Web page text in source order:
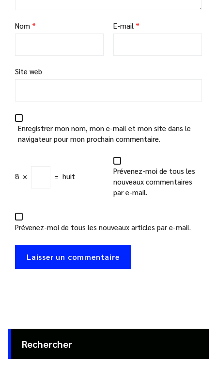
Nom * E-mail *
Site web
Enregistrer mon nom, mon e-mail et mon site dans le
navigateur pour mon prochain commentaire.
8 × = huit
Prévenez-moi de tous les
nouveaux commentaires
par e-mail.
Prévenez-moi de tous les nouveaux articles par e-mail.
Rechercher